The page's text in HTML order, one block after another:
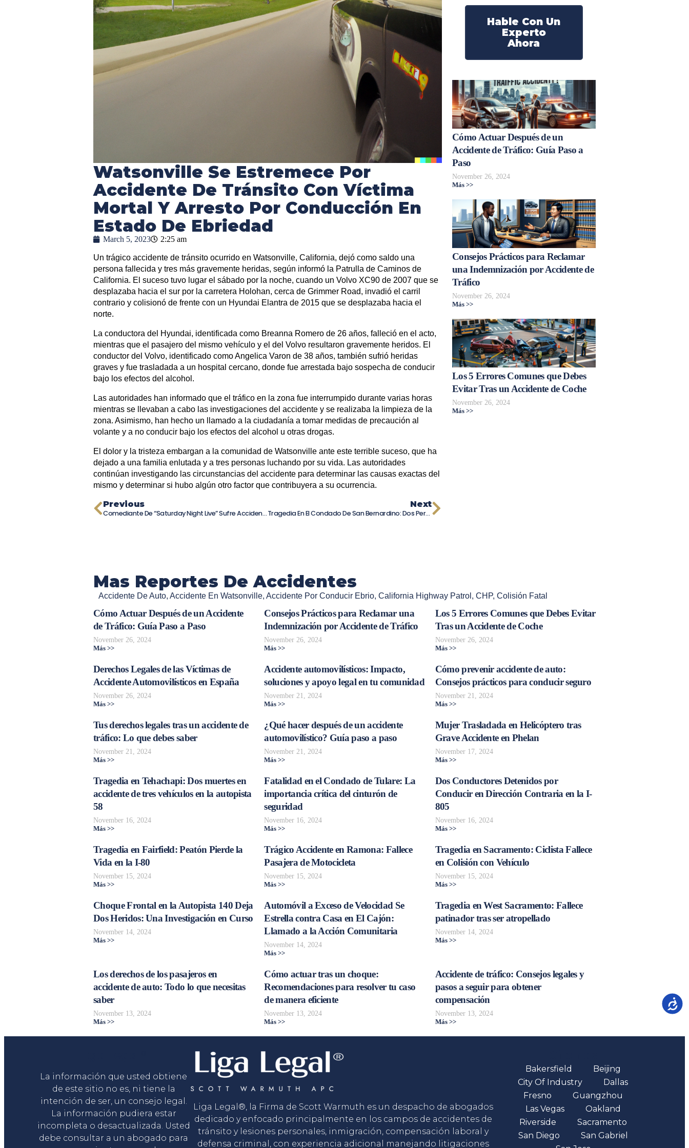
Watsonville Se Estremece Por
Accidente De Tránsito Con Víctima
Mortal Y Arresto Por Conducción En
Estado De Ebriedad
March 5, 2023 2:25 am
Un trágico accidente de tránsito ocurrido en Watsonville, California, dejó como saldo una
persona fallecida y tres más gravemente heridas, según informó la Patrulla de Caminos de
California. El suceso tuvo lugar el sábado por la noche, cuando un Volvo XC90 de 2007 que se
desplazaba hacia el sur por la carretera Holohan, cerca de Grimmer Road, invadió el carril
contrario y colisionó de frente con un Hyundai Elantra de 2015 que se desplazaba hacia el
norte.
La conductora del Hyundai, identificada como Breanna Romero de 26 años, falleció en el acto,
mientras que el pasajero del mismo vehículo y el del Volvo resultaron gravemente heridos. El
conductor del Volvo, identificado como Angelica Varon de 38 años, también sufrió heridas
graves y fue trasladada a un hospital cercano, donde fue arrestada bajo sospecha de conducir
bajo los efectos del alcohol.
Las autoridades han informado que el tráfico en la zona fue interrumpido durante varias horas
mientras se llevaban a cabo las investigaciones del accidente y se realizaba la limpieza de la
zona. Asimismo, han hecho un llamado a la ciudadanía a tomar medidas de precaución al
volante y a no conducir bajo los efectos del alcohol u otras drogas.
El dolor y la tristeza embargan a la comunidad de Watsonville ante este terrible suceso, que ha
dejado a una familia enlutada y a tres personas luchando por su vida. Las autoridades
continúan investigando las circunstancias del accidente para determinar las causas exactas del
mismo y determinar si hubo algún otro factor que contribuyera a su ocurrencia.
Previous
Comediante De “Saturday Night Live” Sufre Accidente Automovilístico En Beverly Hills.
Next
Tragedia En El Condado De San Bernardino: Dos Personas Mueren En Choque Frontal
Hable Con Un
Experto
Ahora
Cómo Actuar Después de un
Accidente de Tráfico: Guía Paso a
Paso
November 26, 2024
Más >>
Consejos Prácticos para Reclamar
una Indemnización por Accidente de
Tráfico
November 26, 2024
Más >>
Los 5 Errores Comunes que Debes
Evitar Tras un Accidente de Coche
November 26, 2024
Más >>
Mas Reportes De Accidentes
Accidente De Auto, Accidente En Watsonville, Accidente Por Conducir Ebrio, California Highway Patrol , CHP, Colisión Fatal
Cómo Actuar Después de un Accidente
de Tráfico: Guía Paso a Paso
November 26, 2024
Más >>
Consejos Prácticos para Reclamar una
Indemnización por Accidente de Tráfico
November 26, 2024
Más >>
Los 5 Errores Comunes que Debes Evitar
Tras un Accidente de Coche
November 26, 2024
Más >>
Derechos Legales de las Víctimas de
Accidente Automovilísticos en España
November 26, 2024
Más >>
Accidente automovilísticos: Impacto,
soluciones y apoyo legal en tu comunidad
November 21, 2024
Más >>
Cómo prevenir accidente de auto:
Consejos prácticos para conducir seguro
November 21, 2024
Más >>
Tus derechos legales tras un accidente de
tráfico: Lo que debes saber
November 21, 2024
Más >>
¿Qué hacer después de un accidente
automovilístico? Guía paso a paso
November 21, 2024
Más >>
Mujer Trasladada en Helicóptero tras
Grave Accidente en Phelan
November 17, 2024
Más >>
Tragedia en Tehachapi: Dos muertes en
accidente de tres vehículos en la autopista
58
November 16, 2024
Más >>
Fatalidad en el Condado de Tulare: La
importancia crítica del cinturón de
seguridad
November 16, 2024
Más >>
Dos Conductores Detenidos por
Conducir en Dirección Contraria en la I-
805
November 16, 2024
Más >>
Tragedia en Fairfield: Peatón Pierde la
Vida en la I-80
November 15, 2024
Más >>
Trágico Accidente en Ramona: Fallece
Pasajera de Motocicleta
November 15, 2024
Más >>
Tragedia en Sacramento: Ciclista Fallece
en Colisión con Vehículo
November 15, 2024
Más >>
Choque Frontal en la Autopista 140 Deja
Dos Heridos: Una Investigación en Curso
November 14, 2024
Más >>
Automóvil a Exceso de Velocidad Se
Estrella contra Casa en El Cajón:
Llamado a la Acción Comunitaria
November 14, 2024
Más >>
Tragedia en West Sacramento: Fallece
patinador tras ser atropellado
November 14, 2024
Más >>
Los derechos de los pasajeros en
accidente de auto: Todo lo que necesitas
saber
November 13, 2024
Más >>
Cómo actuar tras un choque:
Recomendaciones para resolver tu caso
de manera eficiente
November 13, 2024
Más >>
Accidente de tráfico: Consejos legales y
pasos a seguir para obtener
compensación
November 13, 2024
Más >>
La información que usted obtiene
de este sitio no es, ni tiene la
intención de ser, un consejo legal.
La información pudiera estar
incompleta o desactualizada. Usted
debe consultar a un abogado para
Liga Legal®, la Firma de Scott Warmuth es un despacho de abogados
dedicado y enfocado principalmente en los campos de accidentes de
tránsito y lesiones personales, inmigración, compensación laboral y
defensa criminal, con experiencia adicional manejando litigaciones
Bakersfield
Beijing
City Of Industry
Dallas
Fresno
Guangzhou
Las Vegas
Oakland
Riverside
Sacramento
San Diego
San Gabriel